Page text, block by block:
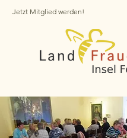
Jetzt Mitglied werden!